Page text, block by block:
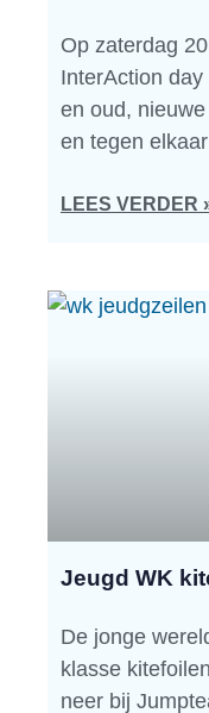
Op zaterdag
InterAction
en oud,
en tegen
LEES VERDER
Jeugd WK
De jonge
klasse
neer bij